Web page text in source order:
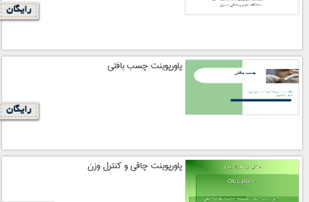
رایگان
پاورپوینت چسب بافتی
رایگان
پاورپوینت چاقي و كنترل وزن